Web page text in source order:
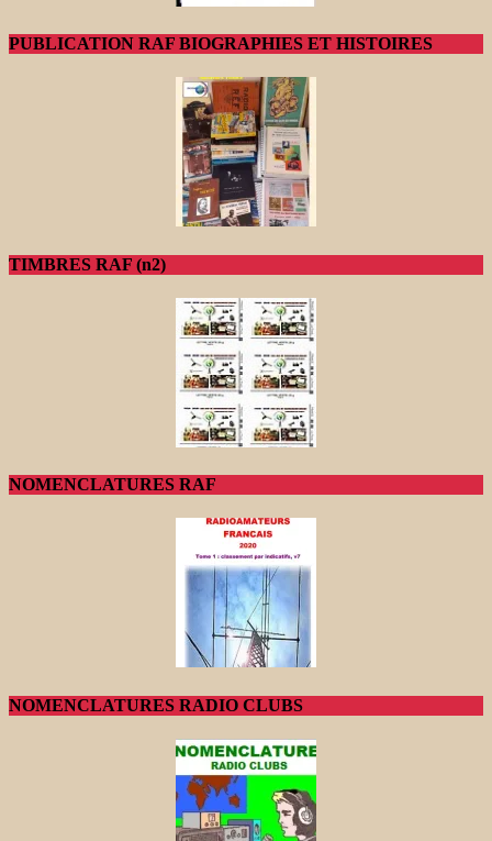
PUBLICATION RAF BIOGRAPHIES ET HISTOIRES
TIMBRES RAF (n2)
NOMENCLATURES RAF
NOMENCLATURES RADIO CLUBS